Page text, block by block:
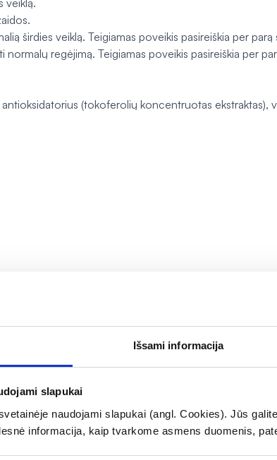
Išsami informacija
slapukai
naudojami slapukai (angl. Cookies). Jūs
informacija, kaip tvarkome asmens duomenis,
veiklą.
širdies veiklą. Teigiamas poveikis pasireiškia per
regėjimą. Teigiamas poveikis pasireiškia per
(tokoferolių koncentruotas ekstraktas),